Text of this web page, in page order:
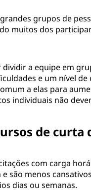
grupos de
muitos dos
a equipe em
e um nível
a elas para
individuais não
de curta
com carga
são menos
dias ou semanas.